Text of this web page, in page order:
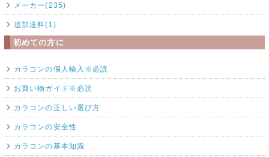
メーカー(235)
追加送料(1)
初めての方に
カラコンの個人輸入※必読
お買い物ガイド※必読
カラコンの正しい選び方
カラコンの安全性
カラコンの基本知識